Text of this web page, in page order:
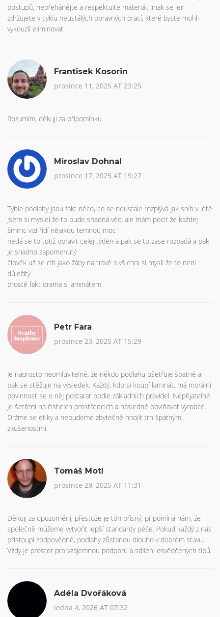
postupů, nepřehánějte a respektujte materiál. Jinak se jen
zdržujete v cyklu neustálých opravných prací, které byste mohli
vykouzlí eliminovat.
Frantisek Kosorin
prosince 11, 2025 AT 23:25
Rozumím, děkuji za připomínku.
Miroslav Dohnal
prosince 17, 2025 AT 19:27
Tyhle podlahy jsou fakt něco, co se neustale rozplývá jak sníh v létě
jsem si myslel že to bude snadná věc, ale mám pocit že každej
šmrnc vizi řídí nějakou temnou moc
nedá se to totiž opravit celej týden a pak se to zase rozpadá a pak
je snadno zapomenutý
člověk už se cítí jako žáby na travě a všichni si myslí že to není
důležitý
prostě fakt drama s laminátem
Petr Fara
prosince 23, 2025 AT 15:29
Je naprosto neomluvitelné, že někdo podlahu ošetřuje špatně a
pak se stěžuje na výsledek. Každý, kdo si koupí laminát, má morální
povinnost se o něj postarat podle základních pravidel. Nepřijatelné
je šetření na čisticích prostředcích a následně obviňovat výrobce.
Držme se etiky a nebudeme zbytečně hnojit trh špatnými
zkušenostmi.
Tomáš Motl
prosince 29, 2025 AT 11:31
Děkuji za upozornění, přestože je tón přísný, připomíná nám, že
společně můžeme vytvořit lepší standardy péče. Pokud každý z nás
přistoupí zodpovědně, podlahy zůstanou dlouho v dobrém stavu.
Vždy je prostor pro vzájemnou podporu a sdílení osvědčených tipů.
Adéla Dvořáková
ledna 4, 2026 AT 07:32